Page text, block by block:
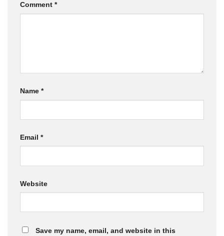
Comment *
Name *
Email *
Website
Save my name, email, and website in this